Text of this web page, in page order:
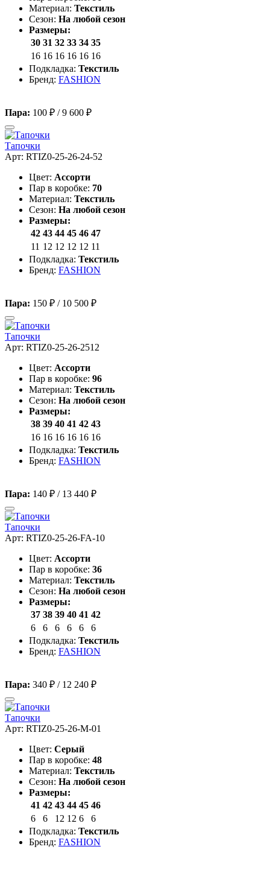
Материал: Текстиль
Сезон: На любой сезон
Размеры:
30 31 32 33 34 35
16 16 16 16 16 16
Подкладка: Текстиль
Бренд: FASHION
Пара: 100 ₽ /9 600 ₽
Тапочки
Арт: RTIZ0-25-26-24-52
Цвет: Ассорти
Пар в коробке: 70
Материал: Текстиль
Сезон: На любой сезон
Размеры:
42 43 44 45 46 47
11 12 12 12 12 11
Подкладка: Текстиль
Бренд: FASHION
Пара: 150 ₽ / 10 500 ₽
Тапочки
Арт: RTIZ0-25-26-2512
Цвет: Ассорти
Пар в коробке: 96
Материал: Текстиль
Сезон: На любой сезон
Размеры:
38 39 40 41 42 43
16 16 16 16 16 16
Подкладка: Текстиль
Бренд: FASHION
Пара: 140 ₽ / 13 440 ₽
Тапочки
Арт: RTIZ0-25-26-FA-10
Цвет: Ассорти
Пар в коробке: 36
Материал: Текстиль
Сезон: На любой сезон
Размеры:
37 38 39 40 41 42
6
6 6 6 6
6
Подкладка: Текстиль
Бренд: FASHION
Пара: 340 ₽ / 12 240 ₽
Тапочки
Арт: RTIZ0-25-26-M-01
Цвет: Серый
Пар в коробке: 48
Материал: Текстиль
Сезон: На любой сезон
Размеры:
41 42 43 44 45 46
6
6 12 12 6
6
Подкладка: Текстиль
Бренд: FASHION